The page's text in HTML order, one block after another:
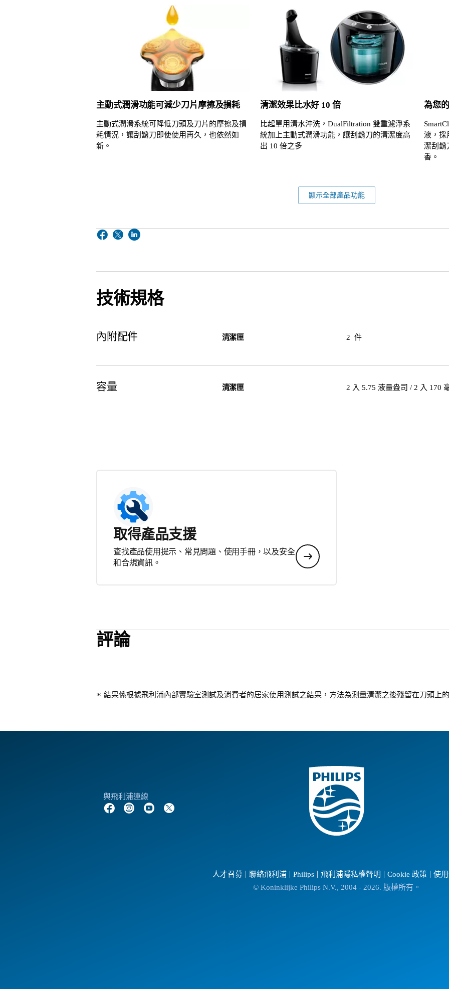
主動式潤滑功能可減少刀片摩擦及損耗
主動式潤滑系統可降低刀頭及刀片的摩擦及損
耗情況，讓刮鬍刀即使使用再久，也依然如
新。
清潔效果比水好 10 倍
比起單用清水沖洗，DualFiltration 雙重濾淨系
統加上主動式潤滑功能，讓刮鬍刀的清潔度高
出 10 倍之多
為您
液，採
潔刮鬍
香。
顯示全部產品功能
技術規格
內附配件 清潔匣 2 件
容量 清潔匣 2 入 5.75 液量盎司 / 2 入 170
取得產品支援
查找產品使用提示、常見問題、使用手冊，以及安全
和合規資訊。
評論
結果係根據飛利浦內部實驗室測試及消費者的居家使用測試之結果，方法為測量清潔之後殘留在刀頭上
與飛利浦連線
人才召募 聯絡飛利浦 Philips 飛利浦隱私權聲明 Cookie 政策
使
© Koninklijke Philips N.V., 2004 - 2026. 版權所有。